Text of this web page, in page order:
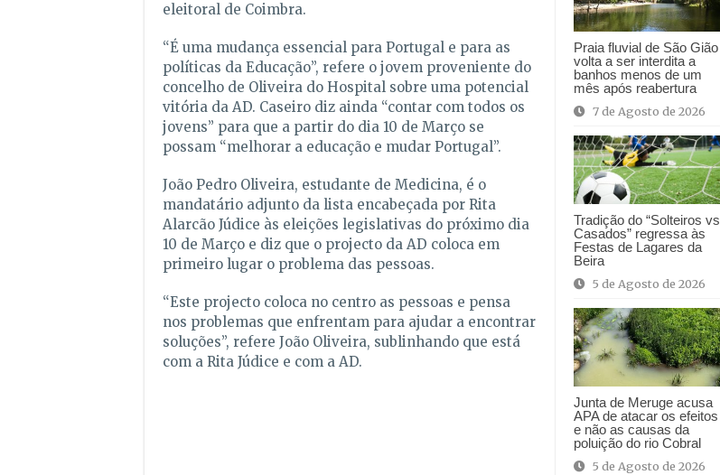
Praia fluvial de São Gião
volta a ser interdita a
banhos menos de um
mês após reabertura
7 de Agosto de 2026
Tradição do “Solteiros vs
Casados” regressa às
Festas de Lagares da
Beira
5 de Agosto de 2026
Junta de Meruge acusa
APA de atacar os efeitos
e não as causas da
poluição do rio Cobral
5 de Agosto de 2026
eleitoral de Coimbra.
“É uma mudança essencial para Portugal e para as
políticas da Educação”, refere o jovem proveniente do
concelho de Oliveira do Hospital sobre uma potencial
vitória da AD. Caseiro diz ainda “contar com todos os
jovens” para que a partir do dia 10 de Março se
possam “melhorar a educação e mudar Portugal”.
João Pedro Oliveira, estudante de Medicina, é o
mandatário adjunto da lista encabeçada por Rita
Alarcão Júdice às eleições legislativas do próximo dia
10 de Março e diz que o projecto da AD coloca em
primeiro lugar o problema das pessoas.
“Este projecto coloca no centro as pessoas e pensa
nos problemas que enfrentam para ajudar a encontrar
soluções”, refere João Oliveira, sublinhando que está
com a Rita Júdice e com a AD.